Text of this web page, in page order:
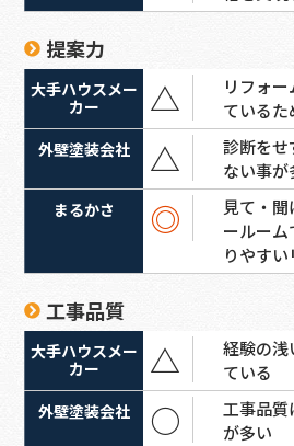
提案力
△
リフォ
ているた
△
診断をせ
ない事が
◎
見て・聞
ールー
りやす
工事品質
△
経験の浅
ている
○
工事品質
が多い